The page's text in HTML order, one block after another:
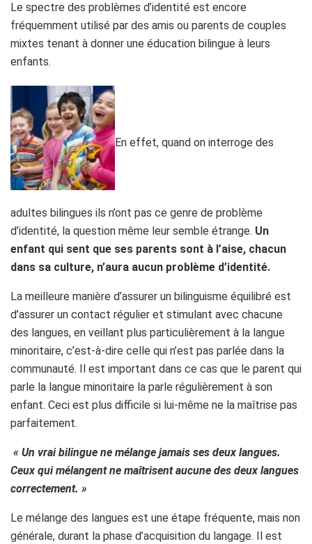
Le spectre des problèmes d’identité est encore
fréquemment utilisé par des amis ou parents de couples
mixtes tenant à donner une éducation bilingue à leurs
enfants.
En effet, quand on interroge des
adultes bilingues ils n’ont pas ce genre de problème
d’identité, la question même leur semble étrange. Un
enfant qui sent que ses parents sont à l’aise, chacun
dans sa culture, n’aura aucun problème d’identité.
La meilleure manière d’assurer un bilinguisme équilibré est
d’assurer un contact régulier et stimulant avec chacune
des langues, en veillant plus particulièrement à la langue
minoritaire, c’est-à-dire celle qui n’est pas parlée dans la
communauté. Il est important dans ce cas que le parent qui
parle la langue minoritaire la parle régulièrement à son
enfant. Ceci est plus difficile si lui-même ne la maîtrise pas
parfaitement.
« Un vrai bilingue ne mélange jamais ses deux langues.
Ceux qui mélangent ne maîtrisent aucune des deux langues
correctement. »
Le mélange des langues est une étape fréquente, mais non
générale, durant la phase d’acquisition du langage. Il est